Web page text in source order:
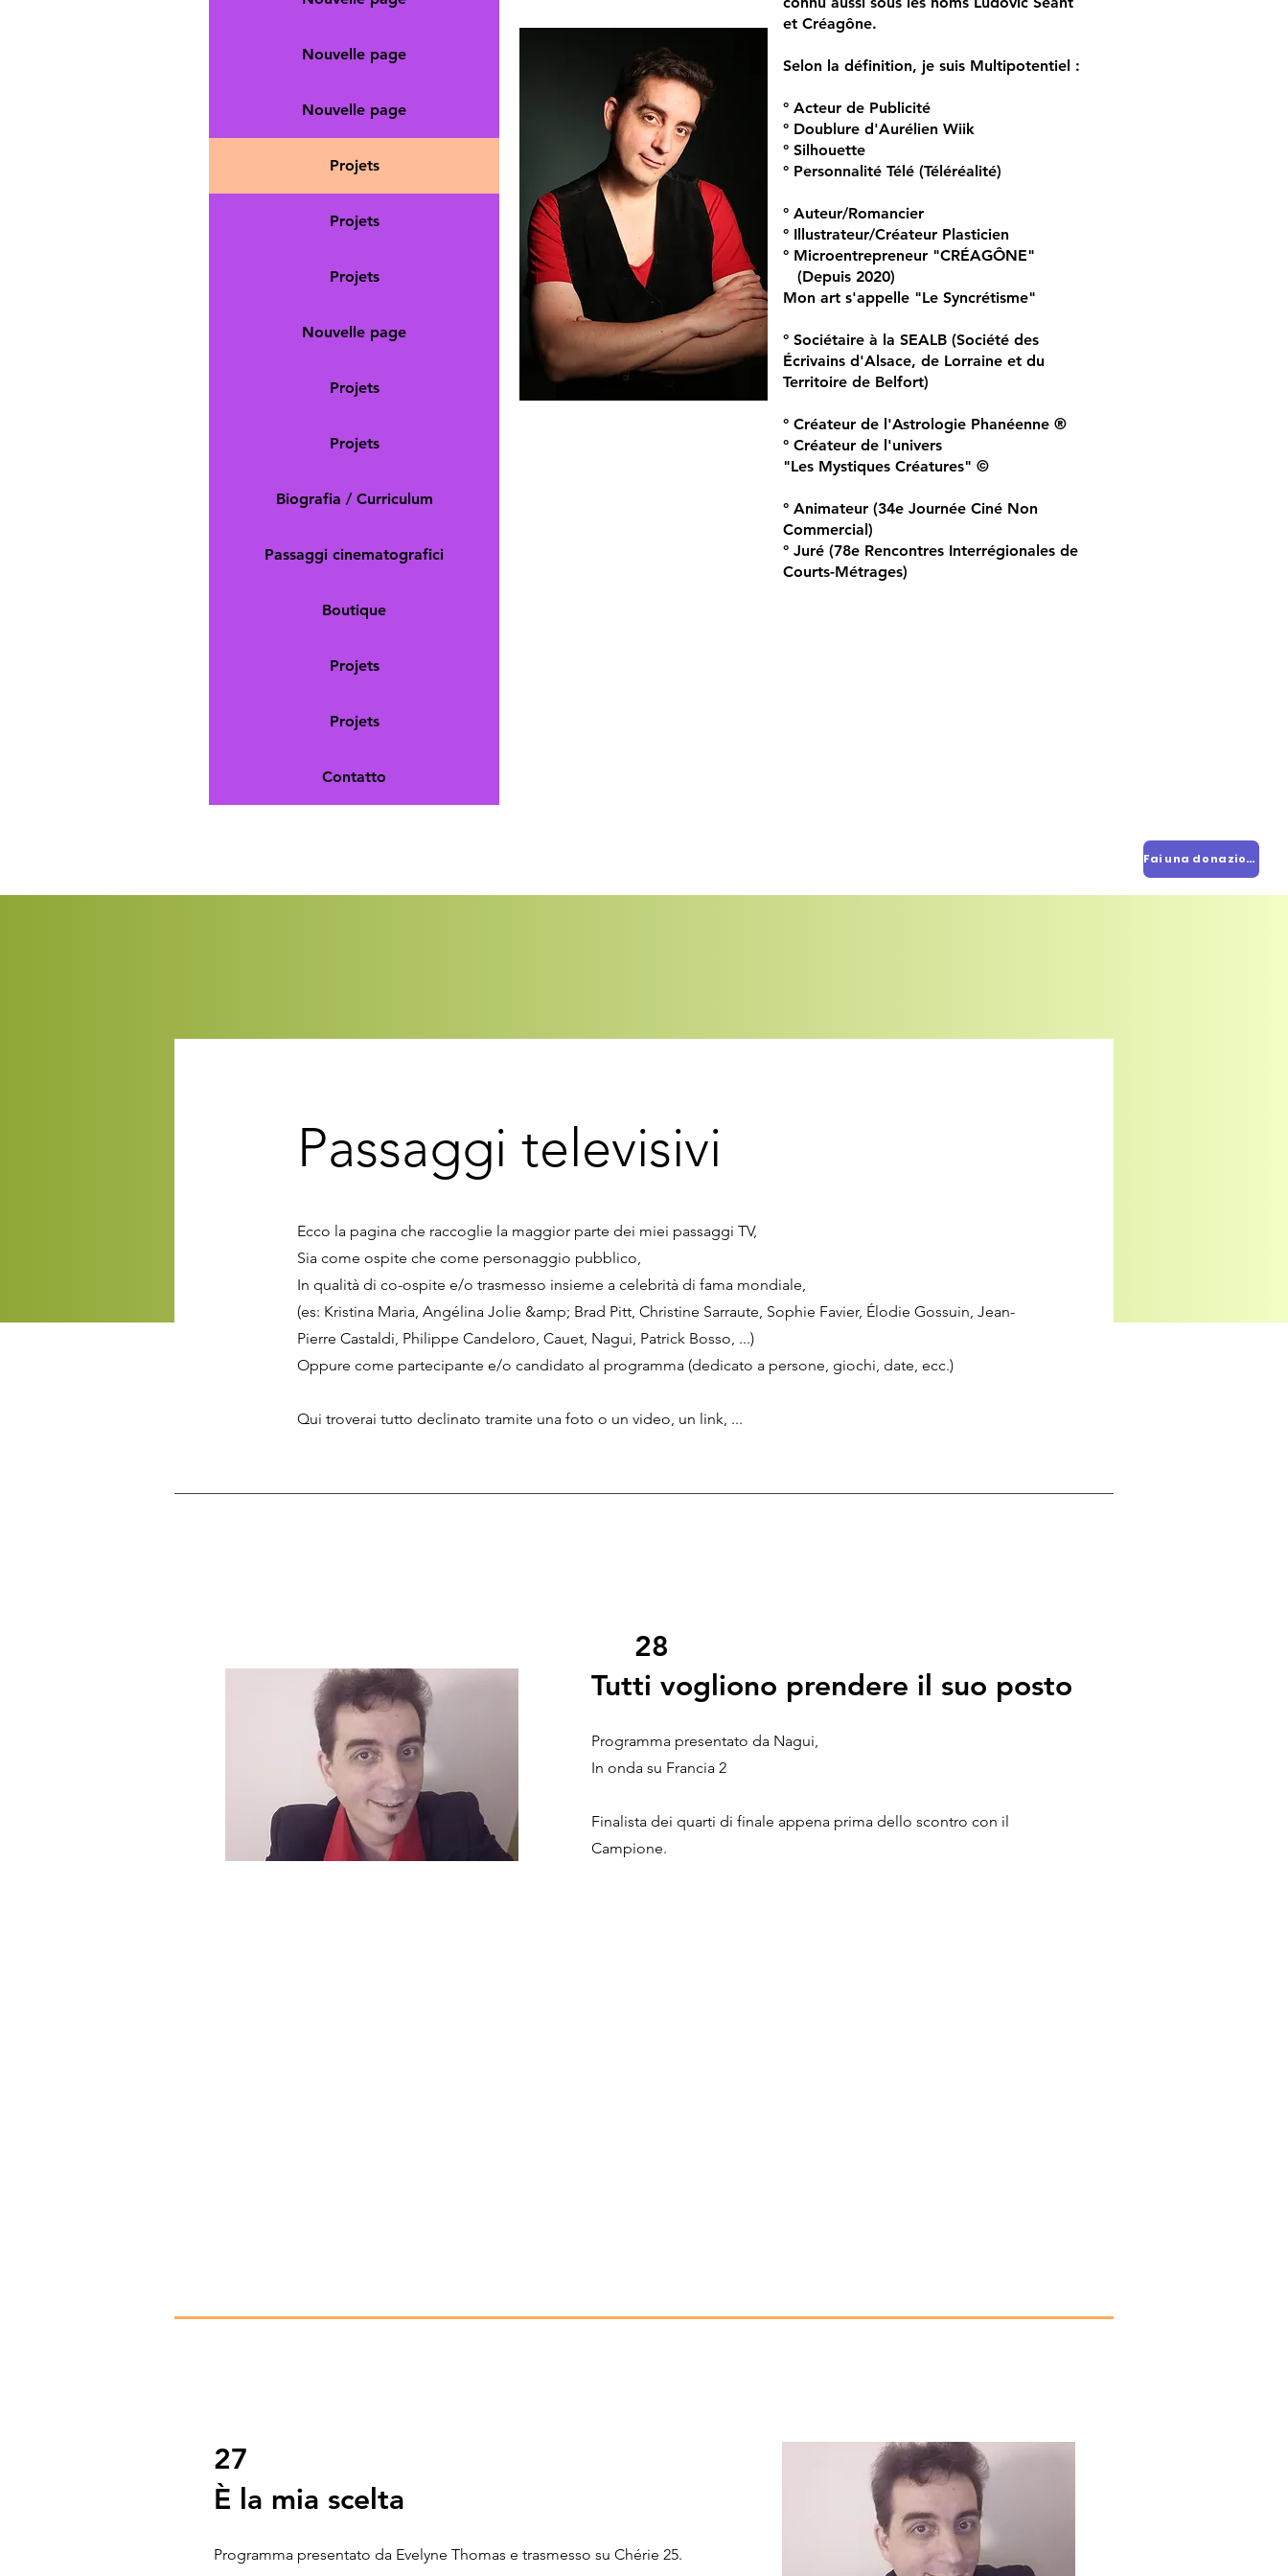
Nouvelle page
Nouvelle page
Projets
Projets
Projets
Nouvelle page
Projets
Projets
Biografia / Curriculum
Passaggi cinematografici
Boutique
Projets
Projets
Contatto
et Créagône.
Selon la définition, je suis Multipotentiel :
° Acteur de Publicité
° Doublure d'Aurélien Wiik
° Silhouette
° Personnalité Télé (Téléréalité)
° Auteur/Romancier
° Illustrateur/Créateur Plasticien
° Microentrepreneur "CRÉAGÔNE"
(Depuis 2020)
Mon art s'appelle "Le Syncrétisme"
° Sociétaire à la SEALB (Société des
Écrivains d'Alsace, de Lorraine et du
Territoire de Belfort)
° Créateur de l'Astrologie Phanéenne ®
° Créateur de l'univers
"Les Mystiques Créatures" ©
° Animateur (34e Journée Ciné Non
Commercial)
° Juré (78e Rencontres Interrégionales de
Courts-Métrages)
Fai una donazione
Passaggi televisivi
Ecco la pagina che raccoglie la maggior parte dei miei passaggi TV,
Sia come ospite che come personaggio pubblico,
In qualità di co-ospite e/o trasmesso insieme a celebrità di fama mondiale,
(es: Kristina Maria, Angélina Jolie &amp; Brad Pitt, Christine Sarraute, Sophie Favier, Élodie Gossuin, Jean-
Pierre Castaldi, Philippe Candeloro, Cauet, Nagui, Patrick Bosso, ...)
Oppure come partecipante e/o candidato al programma (dedicato a persone, giochi, date, ecc.)
Qui troverai tutto declinato tramite una foto o un video, un link, ...
28
Tutti vogliono prendere il suo posto
Programma presentato da Nagui,
In onda su Francia 2
Finalista dei quarti di finale appena prima dello scontro con il
Campione.
27
È la mia scelta
Programma presentato da Evelyne Thomas e trasmesso su Chérie 25.